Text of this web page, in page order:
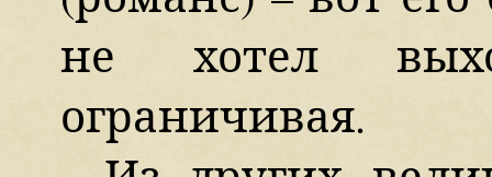
не хотел
ограничивая.